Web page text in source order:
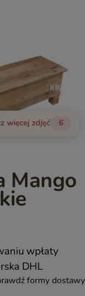
więcej zdjęć 6
Mango
wpłaty
DHL
formy dostawy